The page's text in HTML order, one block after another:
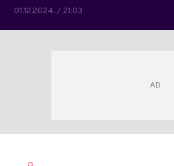
01.12.2024. / 21:03
AUTOR